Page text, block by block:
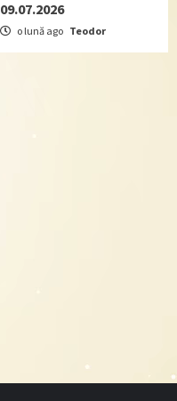
09.07.2026
o lună ago Teodor